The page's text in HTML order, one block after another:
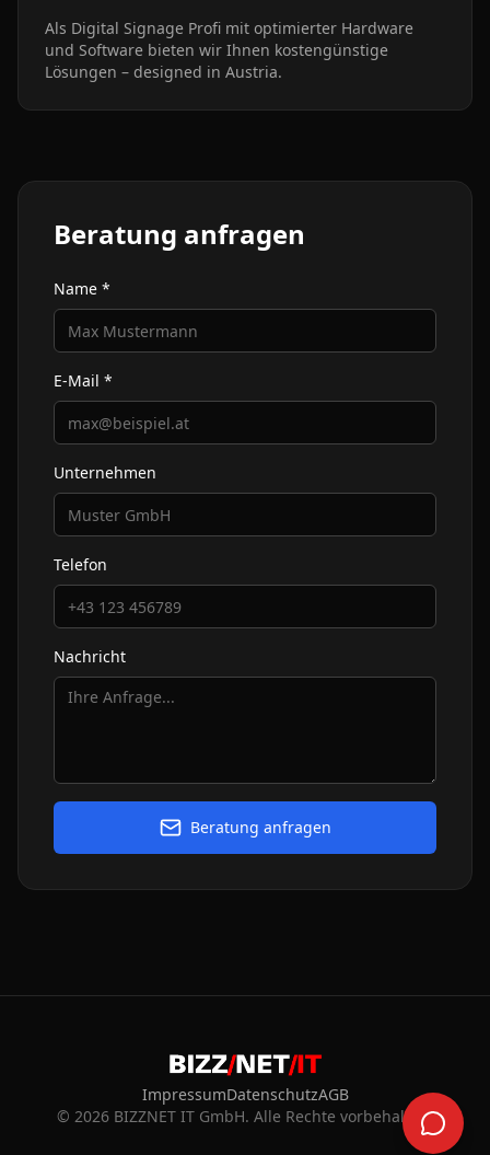
Als Digital Signage Profi mit optimierter Hardware
und Software bieten wir Ihnen kostengünstige
Lösungen – designed in Austria.
Beratung anfragen
Name *
E-Mail *
Unternehmen
Telefon
Nachricht
Beratung anfragen
ImpressumDatenschutzAGB
© 2026 BIZZNET IT GmbH. Alle Rechte vorbehalten.